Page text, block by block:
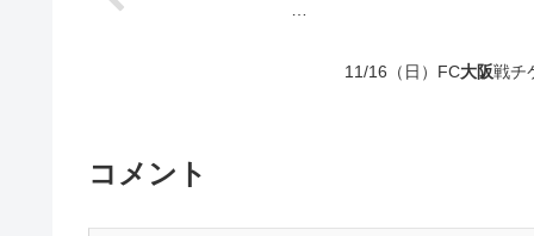
11/16（日）FC大阪戦チ
コメント